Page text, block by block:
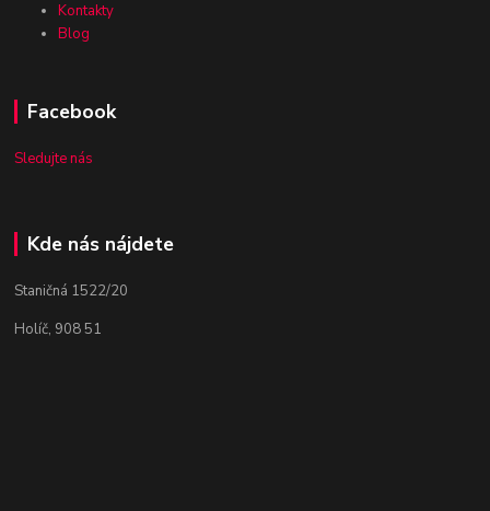
Kontakty
Blog
Facebook
Sledujte nás
Kde nás nájdete
Staničná 1522/20
Holíč, 908 51